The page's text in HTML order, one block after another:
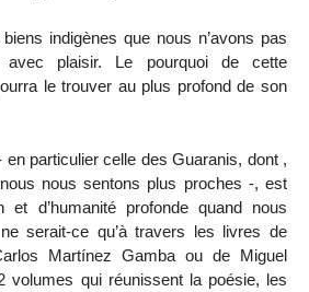
indigènes que nous n’avons pas
plaisir. Le pourquoi de cette
le trouver au plus profond de son
en particulier celle des Guaranis, dont ,
nous sentons plus proches -, est
et d’humanité profonde quand nous
serait-ce qu’à travers les livres de
Martínez Gamba ou de Miguel
volumes qui réunissent la poésie, les